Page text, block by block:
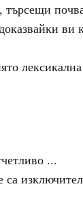
търсещи
ви
...
са